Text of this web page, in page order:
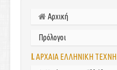
Αρχική
Πρόλογοι
I.ΑΡΧΑΙΑ ΕΛΛΗΝΙΚΗ ΤΕΧΝΗ